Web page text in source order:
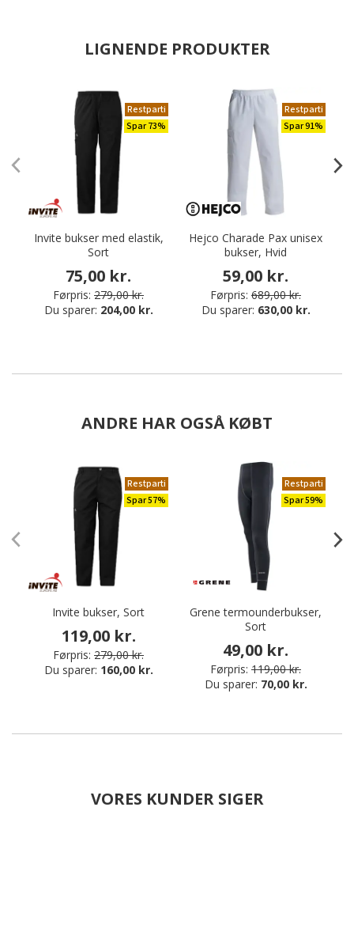
LIGNENDE PRODUKTER
Restparti
Spar 73%
Invite bukser med elastik,
Sort
75,00 kr.
Førpris: 279,00 kr.
Du sparer: 204,00 kr.
Restparti
Spar 91%
Hejco Charade Pax unisex
bukser, Hvid
59,00 kr.
Førpris: 689,00 kr.
Du sparer: 630,00 kr.
ANDRE HAR OGSÅ KØBT
Restparti
Spar 57%
Invite bukser, Sort
119,00 kr.
Førpris: 279,00 kr.
Du sparer: 160,00 kr.
Restparti
Spar 59%
Grene termounderbukser,
Sort
49,00 kr.
Førpris: 119,00 kr.
Du sparer: 70,00 kr.
VORES KUNDER SIGER